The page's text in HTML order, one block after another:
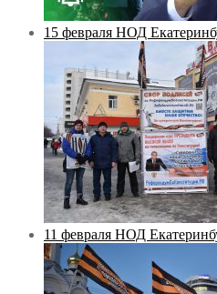
15 февраля НОД
11 февраля НОД